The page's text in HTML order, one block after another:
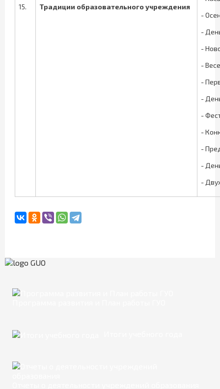
15. Традиции образовательного учреждения
-
-
-
-
-
-
-
-
-
-
-